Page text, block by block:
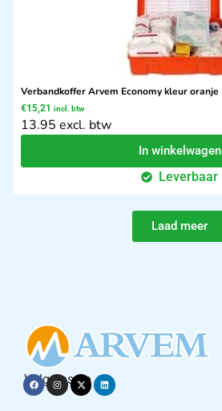
Verbandkoffer Arvem Economy kleur oranje
€15,21 incl. btw
13.95 excl. btw
In winkelwagen
Leverbaar
Laad meer
Volg ons op